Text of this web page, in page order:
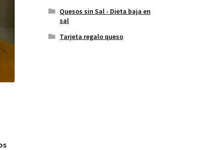
Quesos sin Sal - Dieta baja en
sal
Tarjeta regalo queso